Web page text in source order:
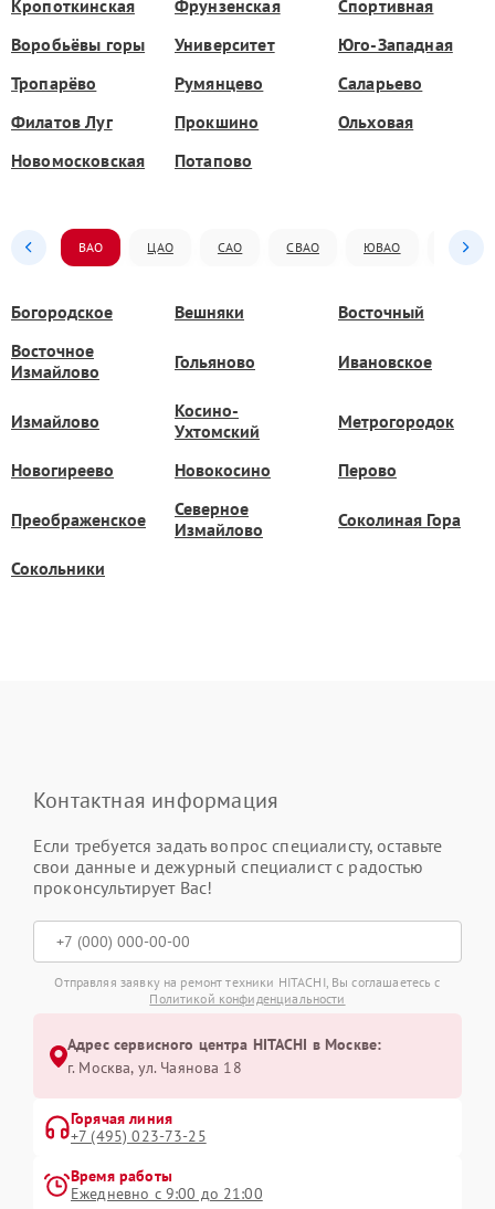
Кропоткинская Фрунзенская
Спортивная
Воробьёвы горы
Университет
Юго-Западная
Тропарёво
Румянцево
Саларьево
Филатов Луг
Прокшино
Ольховая
Новомосковская
Потапово
ВАО ЦАО САО СВАО ЮВАО ЮАО
Богородское Вешняки
Восточный
Восточное
Измайлово
Гольяново Ивановское
Измайлово
Косино-
Ухтомский
Метрогородок
Новогиреево Новокосино Перово
Преображенское
Северное
Измайлово
Соколиная Гора
Сокольники
Контактная информация
Если требуется задать вопрос специалисту, оставьте
свои данные и дежурный специалист с радостью
проконсультирует Вас!
Отправляя заявку на ремонт техники HITACHI, Вы соглашаетесь с
Политикой конфиденциальности
Адрес сервисного центра HITACHI в Москве:
г. Москва, ул. Чаянова 18
Горячая линия
+7 (495) 023-73-25
Время работы
Ежедневно с 9:00 до 21:00